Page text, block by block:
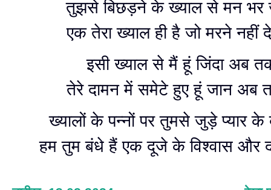
तुझसे बिछड़ने के ख्याल से मन भर
एक तेरा ख्याल ही है जो मरने नहीं
इसी ख्याल से मैं हूं जिंदा अब
तेरे दामन में समेटे हुए हूं जान अब
ख्यालों के पन्नों पर तुमसे जुड़े प्यार
हम तुम बंधे हैं एक दूजे के विश्वास और